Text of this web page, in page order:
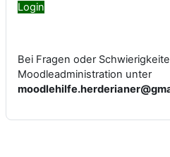
Login
Bei Fragen oder
Moodleadministration unter